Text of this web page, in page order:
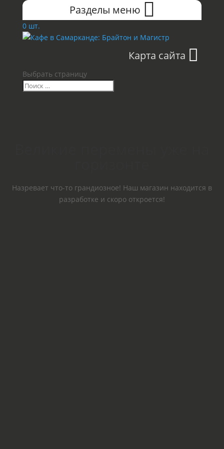
Разделы меню
0 шт.
Карта сайта
Выбрать страницу
Назревает что-то грандиозное! Наш магазин находится в
разработке и скоро откроется!